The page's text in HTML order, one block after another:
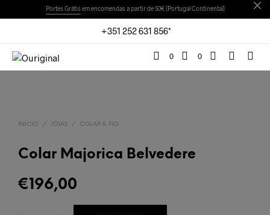
Portes Grátisem encomendas a partir de 50€ (Portugal Continental)
+351 252 631 856*
0 0
INÍCIO / JÓIAS / COLAR & FIO
Colar Majorica Belvedere
€196,00